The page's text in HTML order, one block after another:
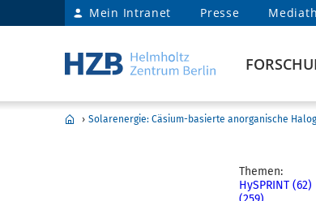
Mein Intranet Presse
› Solarenergie: Cäsium-basierte anorganische
Themen:
HySPRINT (62)